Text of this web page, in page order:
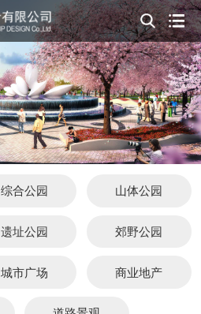
综合公园 山体公园
遗址公园 郊野公园
城市广场 商业地产